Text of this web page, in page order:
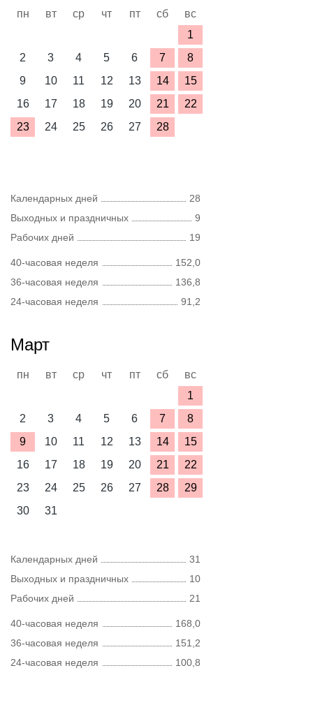
пн вт ср чт пт сб
вс
1
2
3 4 5 6 7
8
9
10 11 12 13 14
15
16
17 18 19 20 21
22
23
24 25 26 27 28
Календарных дней
28
Выходных и праздничных
9
Рабочих дней
19
40-часовая неделя
152,0
36-часовая неделя
136,8
24-часовая неделя
91,2
Март
пн вт ср чт пт сб
вс
1
2
3 4 5 6 7
8
9
10 11 12 13 14
15
16
17 18 19 20 21
22
23
24 25 26 27 28
29
30
31
Календарных дней
31
Выходных и праздничных
10
Рабочих дней
21
40-часовая неделя
168,0
36-часовая неделя
151,2
24-часовая неделя
100,8